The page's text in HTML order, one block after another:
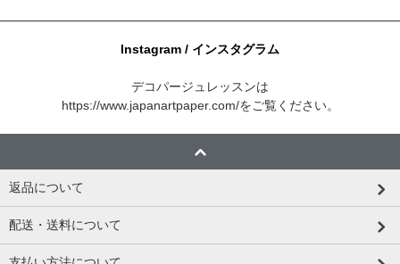
Instagram / インスタグラム
デコパージュレッスンは
https://www.japanartpaper.com/をご覧ください。
返品について
配送・送料について